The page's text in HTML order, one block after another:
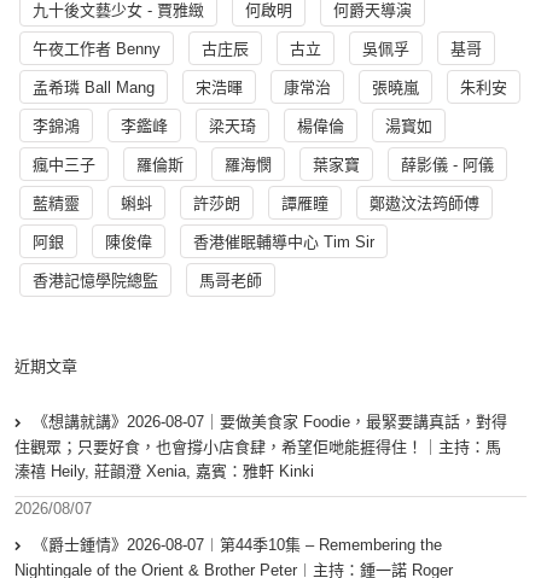
九十後文藝少女 - 賈雅緻 何啟明 何爵天導演
午夜工作者 Benny 古庄辰 古立 吳佩孚 基哥
孟希璘 Ball Mang 宋浩暉 康常治 張曉嵐 朱利安
李錦鴻 李鑑峰 梁天琦 楊偉倫 湯寳如
瘋中三子 羅倫斯 羅海憫 葉家寶 薛影儀 - 阿儀
藍精靈 蝌蚪 許莎朗 譚雁瞳 鄭遨汶法筠師傅
阿銀 陳俊偉 香港催眠輔導中心 Tim Sir
香港記憶學院總監 馬哥老師
近期文章
《想講就講》2026-08-07｜要做美食家 Foodie，最緊要講真話，對得
住觀眾；只要好食，也會撐小店食肆，希望佢哋能捱得住！｜主持：馬
溱禧 Heily, 莊韻澄 Xenia, 嘉賓：雅軒 Kinki
2026/08/07
《爵士鍾情》2026-08-07︱第44季10集 – Remembering the
Nightingale of the Orient & Brother Peter︱主持：鍾一諾 Roger